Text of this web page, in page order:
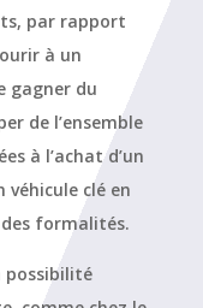
par rapport
à un
gagner du
de l’ensemble
à l’achat d’un
clé en
des formalités.
possibilité